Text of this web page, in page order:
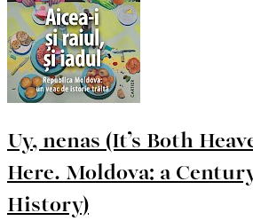
Uy, nenas (It’s Both
Here. Moldova: a
History)